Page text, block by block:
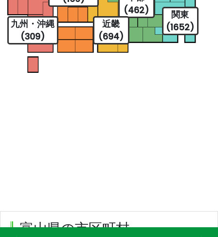
関東
(1652)
(462)
近畿
(694)
九州・沖縄
(309)
富山県の市区町村